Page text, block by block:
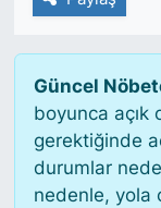
Güncel
boyunca açık
gerektiğinde
durumlar
nedenle, yola